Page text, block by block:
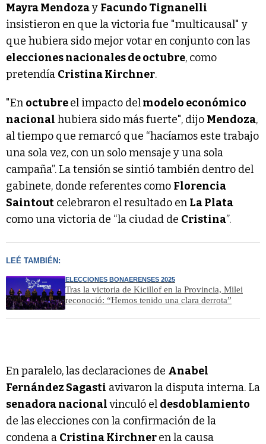
Mayra Mendozay Facundo Tignanelli
insistieron en que la victoria fue "multicausal" y
que hubiera sido mejor votar en conjunto con las
elecciones nacionales de octubre, como
pretendía Cristina Kirchner.
"En octubreel impacto delmodelo económico
nacional hubiera sido más fuerte", dijo Mendoza,
al tiempo que remarcó que “hacíamos este trabajo
una sola vez, con un solo mensaje y una sola
campaña”. La tensión se sintió también dentro del
gabinete, donde referentes como Florencia
Saintout celebraron el resultado en La Plata
como una victoria de “la ciudad de Cristina”.
LEÉ TAMBIÉN:
ELECCIONES BONAERENSES 2025
Tras la victoria de Kicillof en la Provincia, Milei
reconoció: “Hemos tenido una clara derrota”
En paralelo, las declaraciones de Anabel
Fernández Sagasti avivaron la disputa interna. La
senadora nacionalvinculó el desdoblamiento
de las elecciones con la confirmación de la
condena a Cristina Kirchneren la causa